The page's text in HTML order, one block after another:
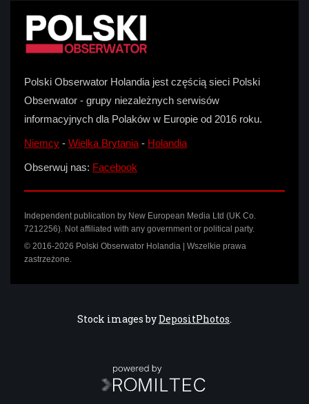
Polski Obserwator Holandia jest częścią sieci Polski
Obserwator - grupy niezależnych serwisów
informacyjnych dla Polaków w Europie od 2016 roku.
Niemcy - Wielka Brytania - Holandia
Obserwuj nas: Facebook
Independent publication by New European Media Ltd (UK Co.
7212256). Not affiliated with any government or political party.
© 2016-2026 Polski Obserwator Holandia | Wszelkie prawa
zastrzeżone.
Stock images byDepositPhotos.